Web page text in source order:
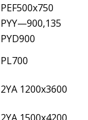
PEF500x750
PYY—900,135
PYD900
PL700
2YA 1200x3600
2YA 1500x4200